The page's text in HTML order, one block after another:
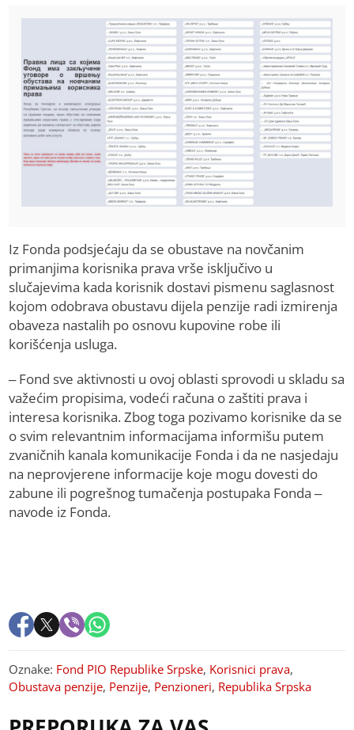
Iz Fonda podsjećaju da se obustave na novčanim
primanjima korisnika prava vrše isključivo u
slučajevima kada korisnik dostavi pismenu saglasnost
kojom odobrava obustavu dijela penzije radi izmirenja
obaveza nastalih po osnovu kupovine robe ili
korišćenja usluga.
– Fond sve aktivnosti u ovoj oblasti sprovodi u skladu sa
važećim propisima, vodeći računa o zaštiti prava i
interesa korisnika. Zbog toga pozivamo korisnike da se
o svim relevantnim informacijama informišu putem
zvaničnih kanala komunikacije Fonda i da ne nasjedaju
na neprovjerene informacije koje mogu dovesti do
zabune ili pogrešnog tumačenja postupaka Fonda –
navode iz Fonda.
Oznake: Fond PIO Republike Srpske, Korisnici prava,
Obustava penzije, Penzije, Penzioneri, Republika Srpska